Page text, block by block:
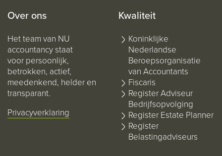
Over ons
Het team van NU
accountancy staat
voor persoonlijk,
betrokken, actief,
meedenkend, helder en
transparant.
Privacyverklaring
Kwaliteit
Koninklijke
Nederlandse
Beroepsorganisatie
van Accountants
Fiscaris
Register Adviseur
Bedrijfsopvolging
Register Estate Planner
Register
Belastingadviseurs